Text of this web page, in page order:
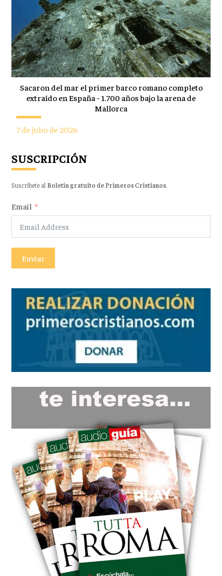
Sacaron del mar el primer barco romano completo
extraído en España - 1.700 años bajo la arena de
Mallorca
7 de julio de 2026
SUSCRIPCIÓN
Suscríbete al Boletín gratuito de Primeros Cristianos.
Email
Enviar